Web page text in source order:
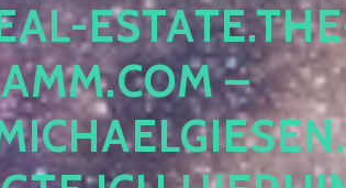
ESTATE.THE-
– E